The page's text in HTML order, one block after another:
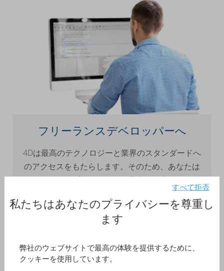
フリーランスデベロッパーへ
4Dは最高のテクノロジーと業界のスタンダードへ
のアクセスをもたらします。そのため、あなたは
カスタマーのプロジェクトに専念する事ができま
す。カスタマーの細かな要求に対し、強力でかつ
メンテナンスも容易なモバイル、Web、デスクト
ップアプリケーションで応えることができます。
詳細はこちらへ
私たちはあなたのプライバシーを尊重し
ます
弊社のウェブサイトで最高の体験を提供するために、
クッキーを使用しています。
すべて拒否